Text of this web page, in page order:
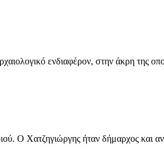
ενδιαφέρον, στην άκρη της
Ο Χατζηγιώργης ήταν δήμαρχος και